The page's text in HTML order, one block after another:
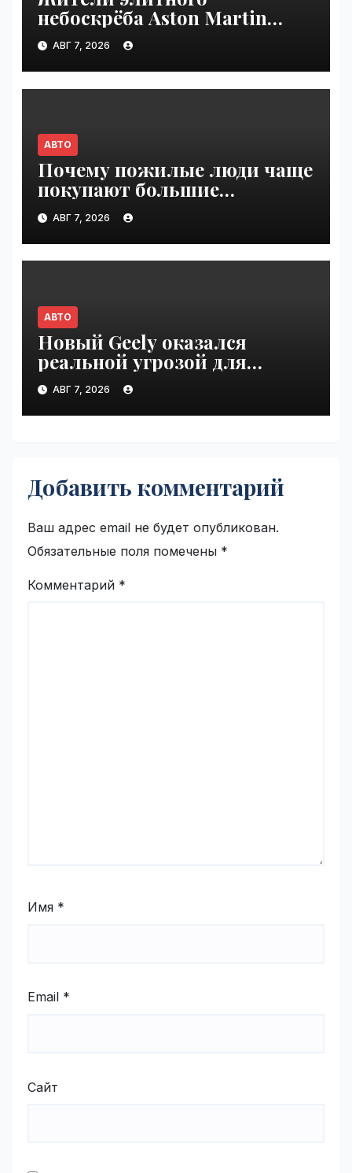
небоскрёба Aston Martin
пожаловались на трещины
в стенах | VseTime.ru
АВГ 7, 2026
АВТО
Почему пожилые люди чаще
покупают большие
внедорожники, чем
молодёжь | VseTime.ru
АВГ 7, 2026
АВТО
Новый Geely оказался
реальной угрозой для
Volkswagen Polo в Германии |
VseTime.ru
АВГ 7, 2026
Добавить комментарий
Ваш адрес email не будет опубликован.
Обязательные поля помечены *
Комментарий *
Имя *
Email *
Сайт